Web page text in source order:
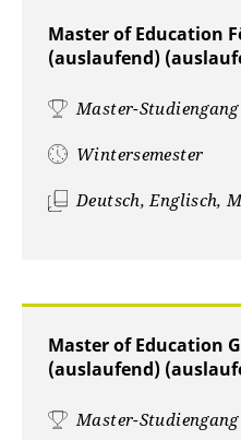
Master of Education
(auslaufend)
Master-Studiengang
Wintersemester
Deutsch, Englisch,
Master of Education
(auslaufend)
Master-Studiengang